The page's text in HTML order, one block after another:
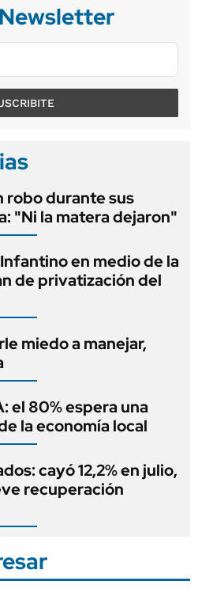
robo durante sus
"Ni la matera dejaron"
en medio de la
de privatización del
miedo a manejar,
el 80% espera una
la economía local
cayó 12,2% en julio,
recuperación